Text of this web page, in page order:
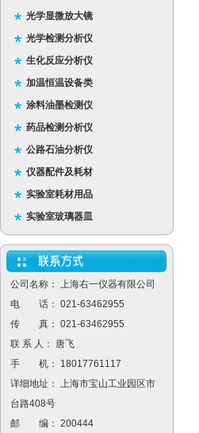
光学显微放大镜
光学检测分析仪
生化反应分析仪
加温恒温设备类
涂料油墨检测仪
药品检测分析仪
公路石油分析仪
仪器配件及耗材
实验室耗材用品
实验室玻璃器皿
公司名称： 上海右一仪器有限公司
电 话： 021-63462955
传 真： 021-63462955
联 系 人： 唐飞
手 机： 18017761117
详细地址： 上海市宝山工业园区市
台路408号
邮 编： 200444